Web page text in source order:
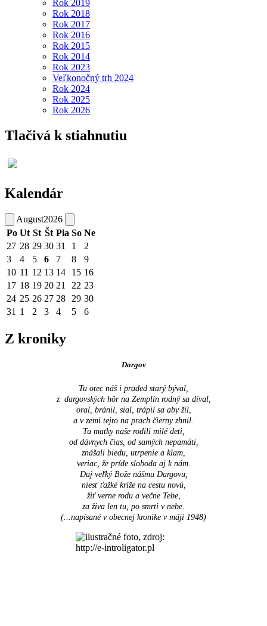
Rok 2019
Rok 2018
Rok 2017
Rok 2016
Rok 2015
Rok 2014
Rok 2023
Veľkonočný trh 2024
Rok 2024
Rok 2025
Rok 2026
Tlačivá k stiahnutiu
Kalendár
August2026
Po Ut St Št Pia So Ne
27 28 29 30 31 1
2
3
4 5 6 7 8
9
10 11 12 13 14 15 16
17 18 19 20 21 22 23
24 25 26 27 28 29 30
31 1 2 3 4 5 6
Z kroniky
Dargov
Tu otec náš i praded starý býval,
z dargovských hôr na Zemplín rodný sa díval,
oral, bránil, sial, trápil sa aby žil,
a v zemi tejto na prach čierny zhnil.
Tu matky naše rodili milé deti,
od dávnych čias, od samých nepamäti,
znášali biedu, utrpenie a klam,
veriac, že príde sloboda aj k nám.
Daj veľký Bože nášmu Dargovu,
niesť ťažké kríže na cestu novú,
žiť verne rodu a večne Tebe,
za živa len tu, po smrti v nebe.
(...napísané v obecnej kronike v máji 1948)